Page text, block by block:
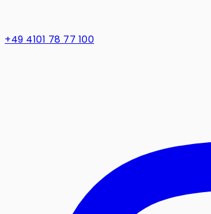
+49 4101 78 77 100